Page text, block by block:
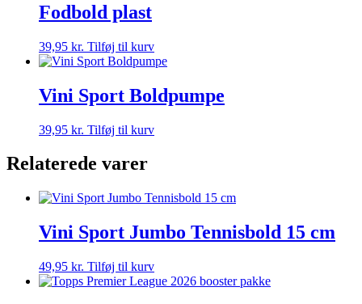
Fodbold plast
39,95 kr. Tilføj til kurv
Vini Sport Boldpumpe
39,95 kr. Tilføj til kurv
Relaterede varer
Vini Sport Jumbo Tennisbold 15 cm
49,95 kr. Tilføj til kurv